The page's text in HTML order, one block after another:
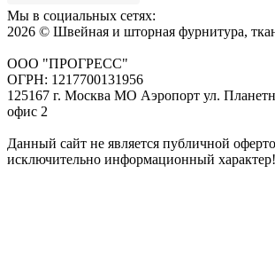
Мы в социальных сетях:
2026 © Швейная и шторная фурнитура,
ООО "ПРОГРЕСС"
ОГРН: 1217700131956
125167 г. Москва МО Аэропорт ул.
офис 2
Данный сайт не является публичной
исключительно информационный характер!